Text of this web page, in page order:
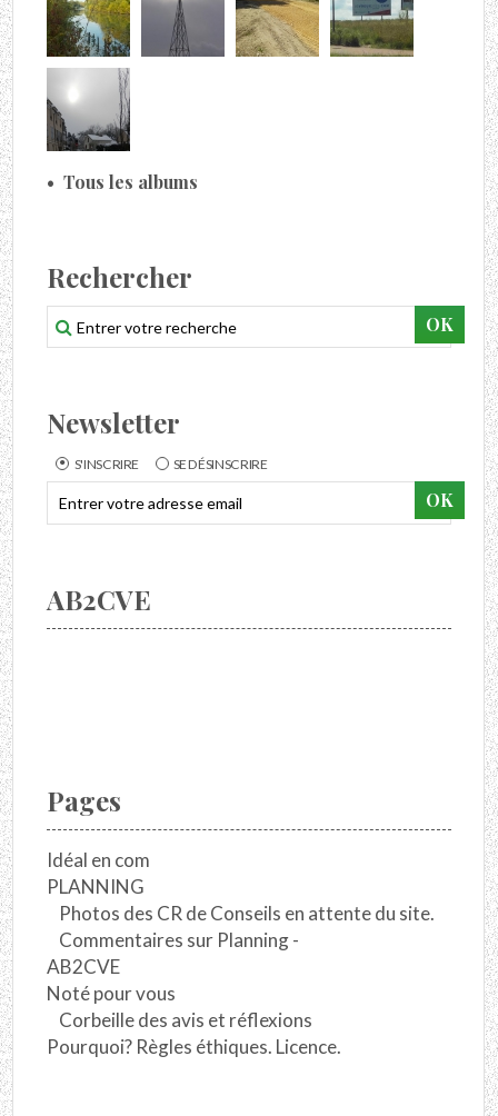
Tous les albums
Rechercher
Newsletter
S'INSCRIRE SE DÉSINSCRIRE
AB2CVE
Pages
Idéal en com
PLANNING
Photos des CR de Conseils en attente du site.
Commentaires sur Planning -
AB2CVE
Noté pour vous
Corbeille des avis et réflexions
Pourquoi? Règles éthiques. Licence.